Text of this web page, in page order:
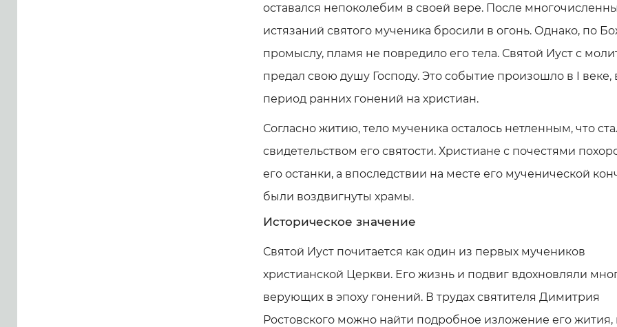
оставался непоколебим в своей вере. После
истязаний святого мученика бросили в огонь. Однако, по
промыслу, пламя не повредило его тела. Святой Иуст с
предал свою душу Господу. Это событие произошло в I веке,
период ранних гонений на христиан.
Согласно житию, тело мученика осталось нетленным, что
свидетельством его святости. Христиане с почестями
его останки, а впоследствии на месте его мученической
были воздвигнуты храмы.
Историческое значение
Святой Иуст почитается как один из первых мучеников
христианской Церкви. Его жизнь и подвиг вдохновляли
верующих в эпоху гонений. В трудах святителя Димитрия
Ростовского можно найти подробное изложение его жития,